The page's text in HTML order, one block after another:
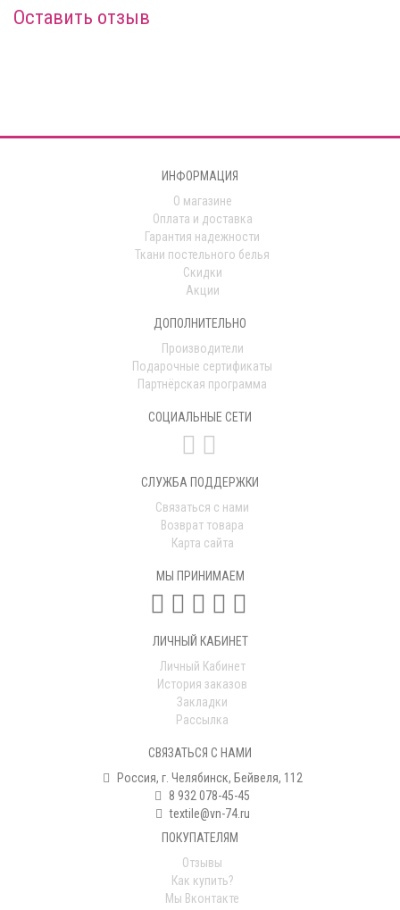
Оставить отзыв
ИНФОРМАЦИЯ
О магазине
Оплата и доставка
Гарантия надежности
Ткани постельного белья
Скидки
Акции
ДОПОЛНИТЕЛЬНО
Производители
Подарочные сертификаты
Партнёрская программа
СОЦИАЛЬНЫЕ СЕТИ
СЛУЖБА ПОДДЕРЖКИ
Связаться с нами
Возврат товара
Карта сайта
МЫ ПРИНИМАЕМ
ЛИЧНЫЙ КАБИНЕТ
Личный Кабинет
История заказов
Закладки
Рассылка
СВЯЗАТЬСЯ С НАМИ
Россия, г. Челябинск, Бейвеля, 112
8 932 078-45-45
textile@vn-74.ru
ПОКУПАТЕЛЯМ
Отзывы
Как купить?
Мы Вконтакте